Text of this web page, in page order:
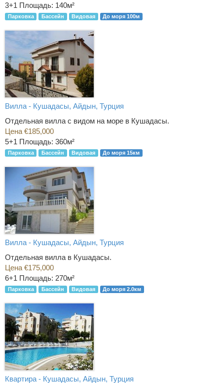
3+1 Площадь: 140м²
Парковка Бассейн Видовая До моря 100м
Вилла - Кушадасы, Айдын, Турция
Отдельная вилла с видом на море в Кушадасы.
Цена €185,000
5+1 Площадь: 360м²
Парковка Бассейн Видовая До моря 15км
Вилла - Кушадасы, Айдын, Турция
Отдельная вилла в Кушадасы.
Цена €175,000
6+1 Площадь: 270м²
Парковка Бассейн Видовая До моря 2.0км
Квартира - Кушадасы, Айдын, Турция